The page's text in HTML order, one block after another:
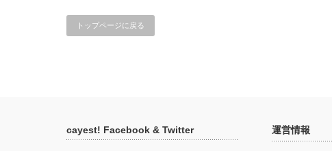
トップページに戻る
cayest! Facebook & Twitter 運営情報